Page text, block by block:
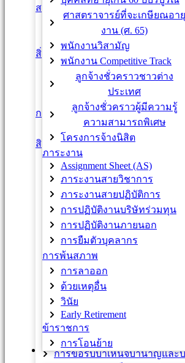
สวัสดิการด้านอื่นๆ
หอพักบุคลากร
ช.พ.ค. / ช.พ.ส.
สิ่งอำนวยความสะดวก
Co-Working Space
Central Library
CU Sport Complex
CU pop bus / Parking
การรับเงินเดือน/ค่าจ้างประจำ
ข้าราขการ / ลูกจ้างเงินงบ
สิทธิประโยชน์
การลา
การลาศึกษา ฝึกอบรม เพิ่มพูน
การไปปฏิบัติงานต่างประเทศ
VISA / Work permit
บัตรบุคลากร
หนังสือรับรองเงินเดือน
เข็มทองคำเกียรติคุณ
เหรียญ / เครื่องราชอิสริยาภรณ์
กบข. / กสจ.
จ่ายตรงค่ารักษาพยาบาล (ข้า
เงินช่วยเหลือพิเศษ (ค่าทำศพ)
การต่อเวลาราชการ
การแสดงเจตนาเปลี่ยนสถานภ
การขอรับบำเหน็จบำนาญและ
ศาสตราจารย์ที่จะเกษียณอายุ
งาน (ศ. 65)
พนักงานวิสามัญ
พนักงาน Competitive Track
ลูกจ้างชั่วคราวชาวต่าง
ประเทศ
ลูกจ้างชั่วคราวผู้มีความรู้
ความสามารถพิเศษ
โครงการจ้างนิสิต
ภาระงาน
Assignment Sheet (AS)
ภาระงานสายวิชาการ
ภาระงานสายปฏิบัติการ
การปฏิบัติงานบริษัทร่วมทุน
การปฏิบัติงานภายนอก
การยืมตัวบุคลากร
การพ้นสภาพ
การลาออก
ด้วยเหตุอื่น
วินัย
Early Retirement
ข้าราชการ
การโอนย้าย
สวัสดิการและสิทธิประโยชน์